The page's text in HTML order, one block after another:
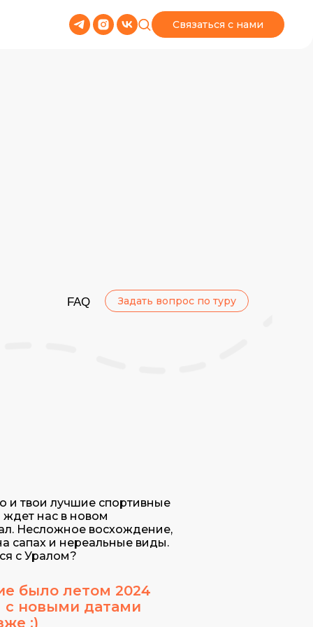
Связаться с нами
и твои лучшие спортивные
нас в новом
Несложное восхождение,
сапах и нереальные виды.
с Уралом?
Задать вопрос по туру
FAQ
было летом 2024
с новыми датами
:)